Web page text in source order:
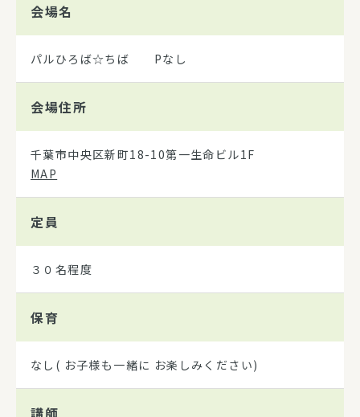
会場名
パルひろば☆ちば Pなし
会場住所
千葉市中央区新町18-10第一生命ビル1F
MAP
定員
３０名程度
保育
なし( お子様も一緒に お楽しみください)
講師